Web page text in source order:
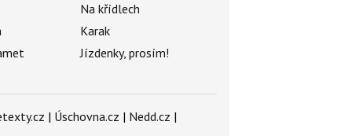
Na křídlech
Karak
Jízdenky, prosím!
| Úschovna.cz | Nedd.cz |